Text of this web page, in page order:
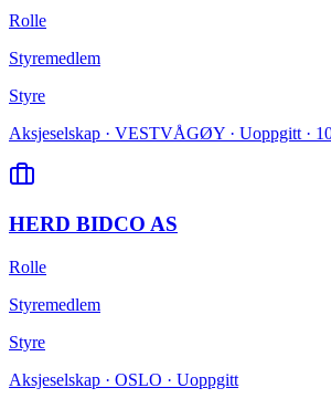
Rolle
Styremedlem
Styre
Aksjeselskap · VESTVÅGØY · Uoppgitt ·
HERD BIDCO AS
Rolle
Styremedlem
Styre
Aksjeselskap · OSLO · Uoppgitt